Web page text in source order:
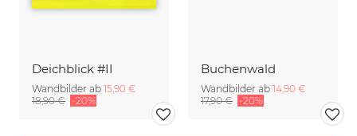
Deichblick #II
Wandbilder ab 15,90 €
18,90 € -20%
Buchenwald
Wandbilder ab 14,90 €
17,90 € -20%